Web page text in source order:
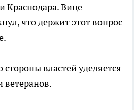
Краснодара. Вице-
что держит этот вопрос
властей уделяется
ветеранов.